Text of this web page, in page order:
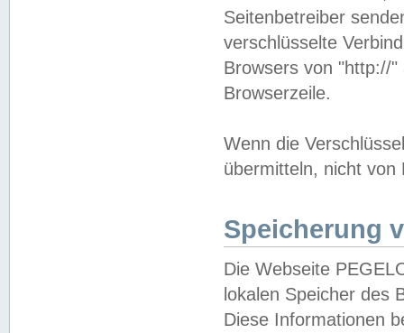
Seitenbetreiber
verschlüsselte
Browsers von "http://
Browserzeile.
Wenn die
übermitteln, nicht von
Speicherung
Die Webseite
lokalen Speicher des
Diese Informationen